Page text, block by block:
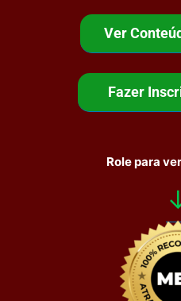
Ver
Fazer
Role para